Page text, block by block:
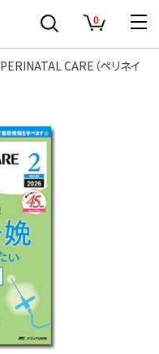
0
PERINATAL CARE（ペリネイ